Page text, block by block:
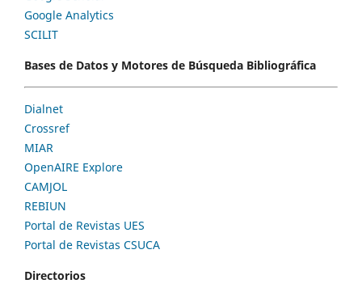
Google Analytics
SCILIT
Bases de Datos y Motores de Búsqueda Bibliográfica
Dialnet
Crossref
MIAR
OpenAIRE Explore
CAMJOL
REBIUN
Portal de Revistas UES
Portal de Revistas CSUCA
Directorios